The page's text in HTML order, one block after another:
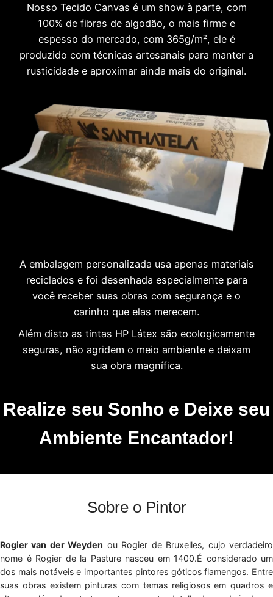
Nosso Tecido Canvas é um show à parte, com
100% de fibras de algodão, o mais firme e
espesso do mercado, com 365g/m², ele é
produzido com técnicas artesanais para manter a
rusticidade e aproximar ainda mais do original.
A embalagem personalizada usa apenas materiais
reciclados e foi desenhada especialmente para
você receber suas obras com segurança e o
carinho que elas merecem.
Além disto as tintas HP Látex são ecologicamente
seguras, não agridem o meio ambiente e deixam
sua obra magnífica.
Realize seu Sonho e Deixe seu
Ambiente Encantador!
Sobre o Pintor
Rogier van der Weyden ou Rogier de Bruxelles, cujo verdadeiro
nome é Rogier de la Pasture nasceu em 1400.É considerado um
dos mais notáveis e importantes pintores góticos flamengos. Entre
suas obras existem pinturas com temas religiosos em quadros e